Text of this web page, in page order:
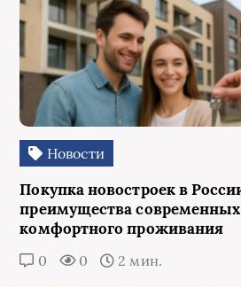
Новости
Покупка новостроек в
преимущества
комфортного проживания
0 0 2 мин.